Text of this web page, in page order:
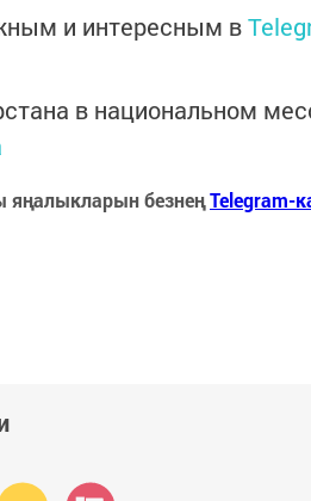
и интересным в
в национальном
яңалыкларын безнеңTelegram-